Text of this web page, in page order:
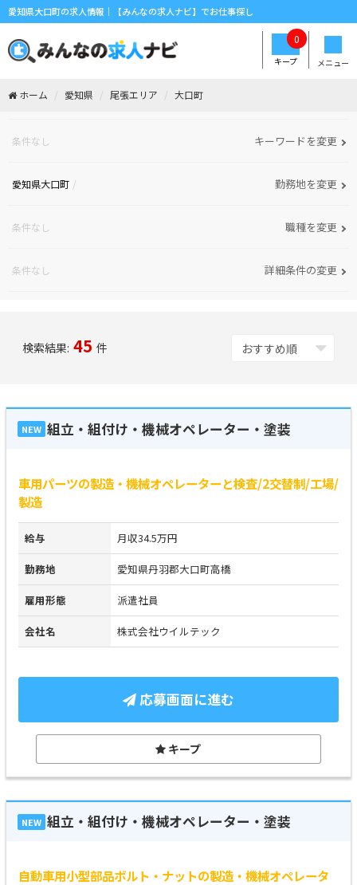
愛知県大口町の求人情報｜【みんなの求人ナビ】でお仕事探し
メニュー
キープ
0
ホーム 愛知県 尾張エリア 大口町
条件なし キーワードを変更
愛知県大口町 勤務地を変更
条件なし 職種を変更
条件なし 詳細条件の変更
検索結果: 45 件
NEW 組立・組付け・機械オペレーター・塗装
車用パーツの製造・機械オペレーターと検査/2交替制/工場/
製造
給与 月収34.5万円
勤務地 愛知県丹羽郡大口町高橋
雇用形態 派遣社員
会社名 株式会社ウイルテック
応募画面に進む
キープ
NEW 組立・組付け・機械オペレーター・塗装
自動車用小型部品ボルト・ナットの製造・機械オペレータ